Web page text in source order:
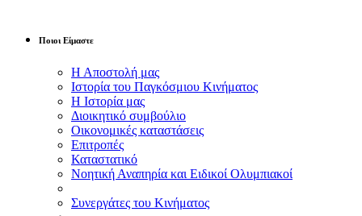
Ποιοι Είμαστε
Η Αποστολή μας
Ιστορία του Παγκόσμιου Κινήματος
Η Ιστορία μας
Διοικητικό συμβούλιο
Οικονομικές καταστάσεις
Επιτροπές
Καταστατικό
Νοητική Αναπηρία και Ειδικοί Ολυμπιακοί
Συνεργάτες του Κινήματος